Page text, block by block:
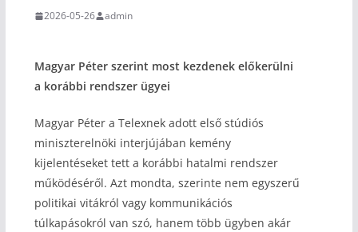
2026-05-26 admin
Magyar Péter szerint most kezdenek előkerülni
a korábbi rendszer ügyei
Magyar Péter a Telexnek adott első stúdiós
miniszterelnöki interjújában kemény
kijelentéseket tett a korábbi hatalmi rendszer
működéséről. Azt mondta, szerinte nem egyszerű
politikai vitákról vagy kommunikációs
túlkapásokról van szó, hanem több ügyben akár